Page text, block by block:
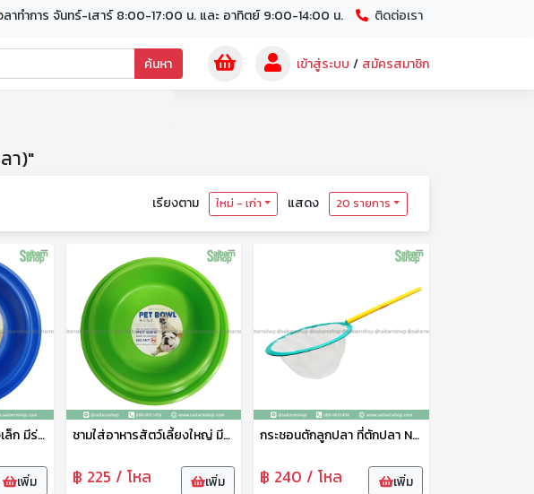
ลาทำการ จันทร์-เสาร์ 8:00-17:00 น. และ อาทิตย์ 9:00-14:00 น. ติดต่อเรา
ค้นหา เข้าสู่ระบบ / สมัครสมาชิก
า)"
เรียงตาม ใหม่ - เก่า แสดง 20 รายการ
ชามใส่อาหารสัตว์เลี้ยงเล็ก มีร่องใส่น้ำกันมด No.1815 SRT
เพิ่ม
ชามใส่อาหารสัตว์เลี้ยงใหญ่ มีร่องใส่น้ำกันมด No.1821 SRT
฿ 225 / โหล เพิ่ม
กระชอนตักลูกปลา ที่ตักปลา No.9 111
฿ 240 / โหล เพิ่ม